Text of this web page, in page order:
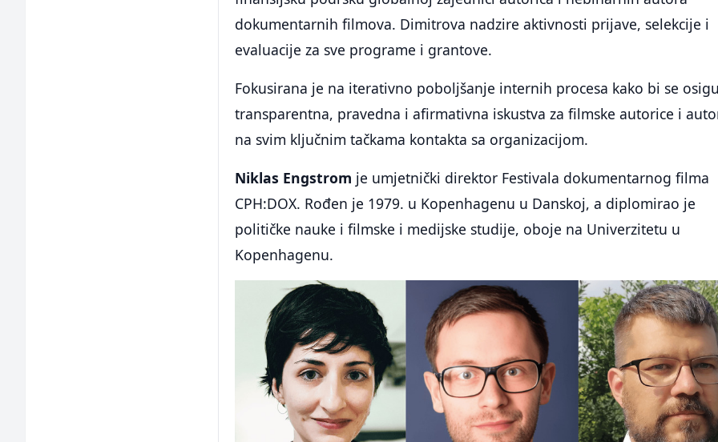
dokumentarnih filmova. Dimitrova nadzire aktivnosti prijave, selekcije i
evaluacije za sve programe i grantove.
Fokusirana je na iterativno poboljšanje internih procesa kako bi se
transparentna, pravedna i afirmativna iskustva za filmske autorice i
na svim ključnim tačkama kontakta sa organizacijom.
Niklas Engstrom je umjetnički direktor Festivala dokumentarnog filma
CPH:DOX. Rođen je 1979. u Kopenhagenu u Danskoj, a diplomirao je
političke nauke i filmske i medijske studije, oboje na Univerzitetu u
Kopenhagenu.